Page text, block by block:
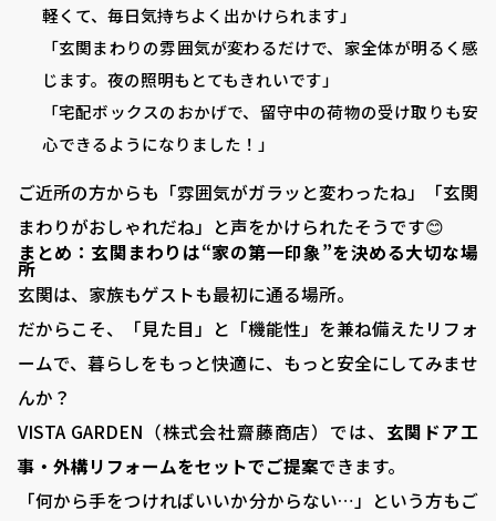
■ 庭がある暮らし：ドッグランがある庭
■ 外構プランニング
■ 料金シミュレーション
■ 施工事例
■ お客様の声
■ 展示場について
■ お問い合わせ
岐阜県羽島郡笠松町中川町22 ​
軽くて、毎日気持ちよく出かけられます」
「玄関まわりの雰囲気が変わるだけで、家全体が明るく感
じます。夜の照明もとてもきれいです」
「宅配ボックスのおかげで、留守中の荷物の受け取りも安
心できるようになりました！」
ご近所の方からも「雰囲気がガラッと変わったね」「玄関
まわりがおしゃれだね」と声をかけられたそうです😊
まとめ：玄関まわりは“家の第一印象”を決める大切な場
所
玄関は、家族もゲストも最初に通る場所。
だからこそ、「見た目」と「機能性」を兼ね備えたリフォ
ームで、暮らしをもっと快適に、もっと安全にしてみませ
んか？
VISTA GARDEN（株式会社齋藤商店）では、 玄関ドア工
事・外構リフォームをセットでご提案できます。
「何から手をつければいいか分からない…」という方もご